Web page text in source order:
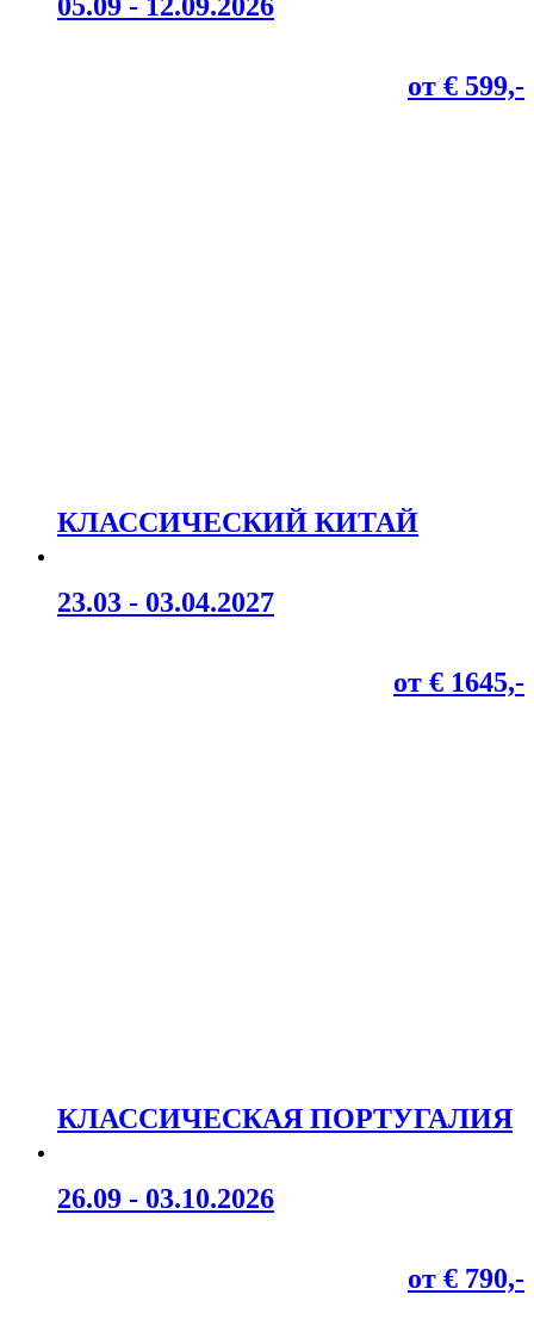
05.09 - 12.09.2026
от € 599,-
КЛАССИЧЕСКИЙ КИТАЙ
23.03 - 03.04.2027
от € 1645,-
КЛАССИЧЕСКАЯ ПОРТУГАЛИЯ
26.09 - 03.10.2026
от € 790,-